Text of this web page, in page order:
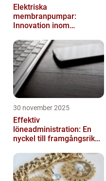
Elektriska
membranpumpar:
Innovation inom
30 november 2025
Effektiv
löneadministration: En
nyckel till framgångsrika